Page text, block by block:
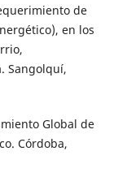
de
en los
Sangolquí,
Global de
Córdoba,